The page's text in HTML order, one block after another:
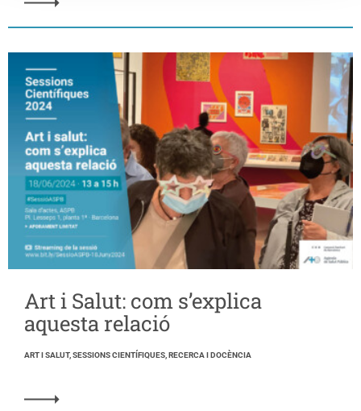
Art i Salut: com s’explica
aquesta relació
ART I SALUT, SESSIONS CIENTÍFIQUES, RECERCA I DOCÈNCIA